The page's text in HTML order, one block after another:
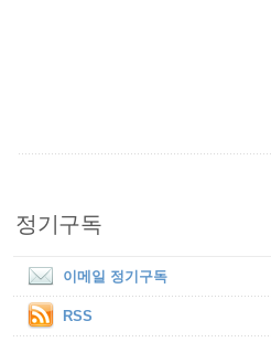
정기구독
이메일 정기구독
RSS